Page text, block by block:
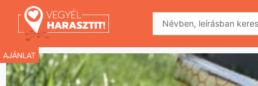
AJÁNLAT